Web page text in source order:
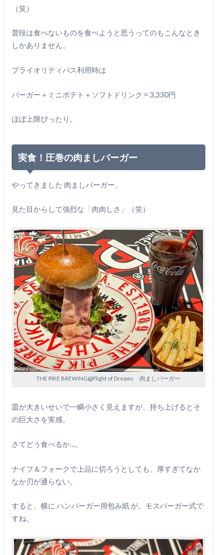
（笑）
普段は食べないものを食べようと思うってのもこんなとき
しかありません。
プライオリティパス利用時は
バーガー＋ミニポテト＋ソフトドリンク = 3,330円
ほぼ上限ぴったり。
実食！圧巻の肉ましバーガー
やってきました 肉ましバーガー。
見た目からして強烈な「肉肉しさ」（笑）
THE PIKE BREWING@Flight of Dreams 肉ましバーガー
皿が大きいせいで一瞬小さく見えますが、持ち上げるとそ
の巨大さを実感。
さてどう食べるか…。
ナイフ＆フォークで上品に切ろうとしても、厚すぎてなか
なか刃が通らない。
すると、横に ハンバーガー用包み紙 が。モスバーガー式で
すね。